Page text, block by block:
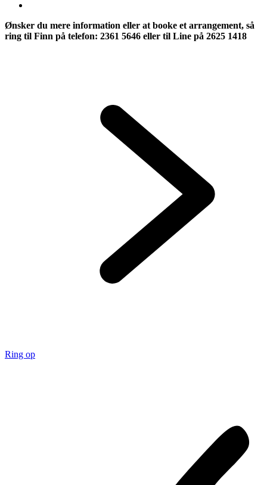
Ønsker du mere information eller at booke et arrangement, så
ring til Finn på telefon: 2361 5646 eller til Line på 2625 1418
Ring op